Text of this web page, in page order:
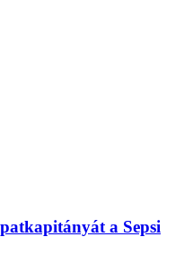
a Sepsi